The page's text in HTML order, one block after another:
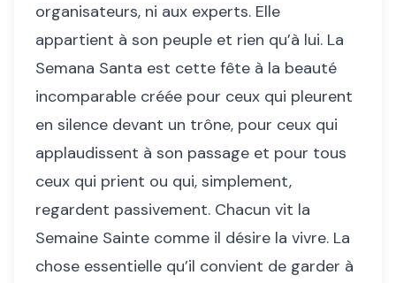
organisateurs, ni aux experts. Elle
appartient à son peuple et rien qu’à lui. La
Semana Santa est cette fête à la beauté
incomparable créée pour ceux qui pleurent
en silence devant un trône, pour ceux qui
applaudissent à son passage et pour tous
ceux qui prient ou qui, simplement,
regardent passivement. Chacun vit la
Semaine Sainte comme il désire la vivre. La
chose essentielle qu’il convient de garder à